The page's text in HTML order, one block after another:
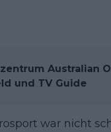
Australian
und TV Guide
war nicht